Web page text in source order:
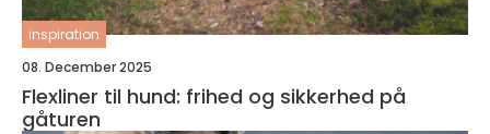
inspiration
08. December 2025
Flexliner til hund: frihed og sikkerhed på
gåturen